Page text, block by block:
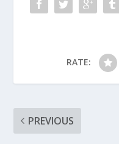
RATE:
PREVIOUS